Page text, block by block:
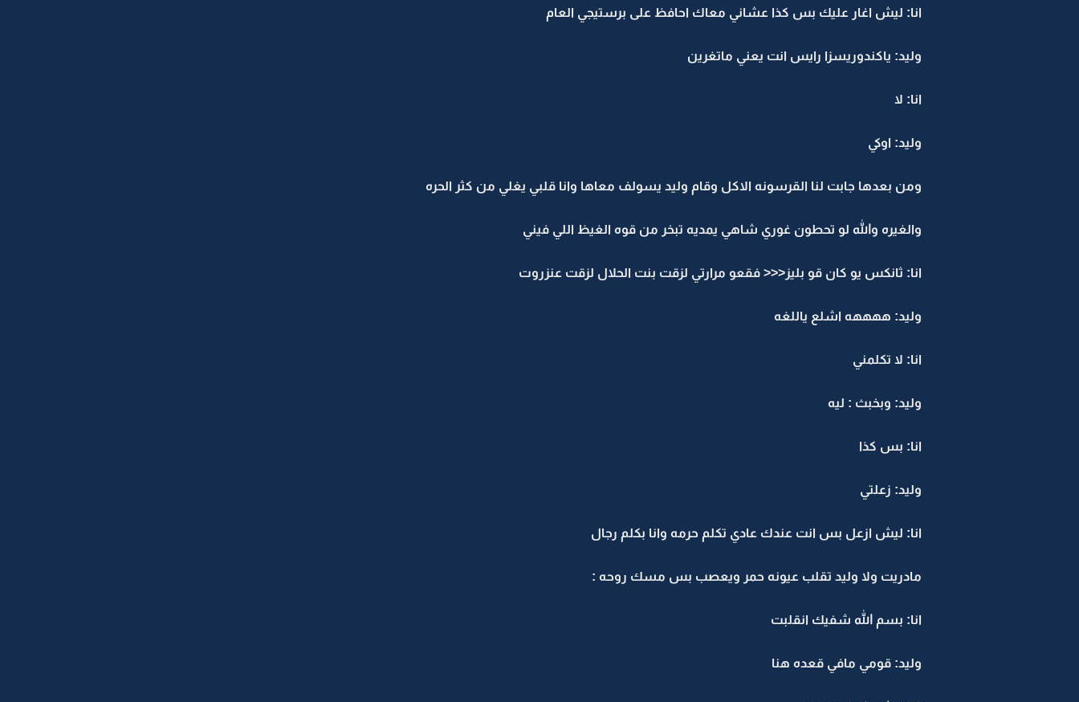
انا: ليش اغار عليك بس كذا عشاني معاك احافظ على برستيجي العام
وليد: ياكندوريسزا رايس انت يعني ماتغرين
انا: لا
وليد: اوكي
ومن بعدها جابت لنا القرسونه الاكل وقام وليد يسولف معاها وانا قلبي يغلي من كثر الحره
والغيره والله لو تحطون غوري شاهي يمديه تبخر من قوه الغيظ اللي فيني
انا: ثانكس يو كان قو بليز<<< فقعو مرارتي لزقت بنت الحلال لزقت عنزروت
وليد: ههههه اشلع ياللغه
انا: لا تكلمني
وليد: وبخبث : ليه
انا: بس كذا
وليد: زعلتي
انا: ليش ازعل بس انت عندك عادي تكلم حرمه وانا بكلم رجال
مادريت ولا وليد تقلب عيونه حمر ويعصب بس مسك روحه :
انا: بسم الله شفيك انقلبت
وليد: قومي مافي قعده هنا